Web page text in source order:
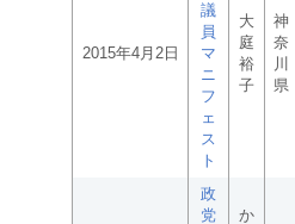
2015年4月2日
議
員
マ
ニ
フ
ェ
ス
ト
大
庭
裕
子
神
奈
川
県
政
党
か